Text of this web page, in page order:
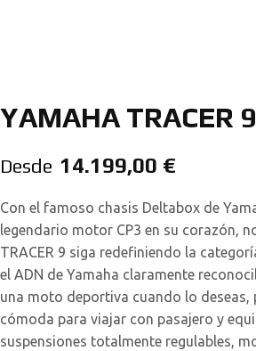
YAMAHA TRACER
Desde 14.199,00 €
Con el famoso chasis Deltabox de
legendario motor CP3 en su corazón,
TRACER 9 siga redefiniendo la
el ADN de Yamaha claramente
una moto deportiva cuando lo deseas,
cómoda para viajar con pasajero y
suspensiones totalmente regulables,